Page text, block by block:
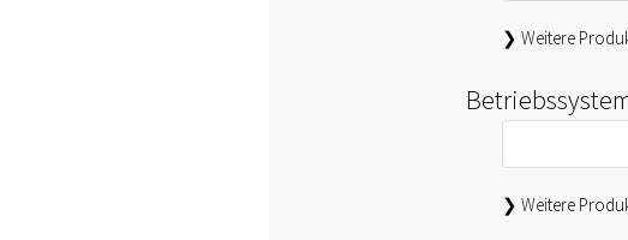
❯ Weitere
❯ Weitere